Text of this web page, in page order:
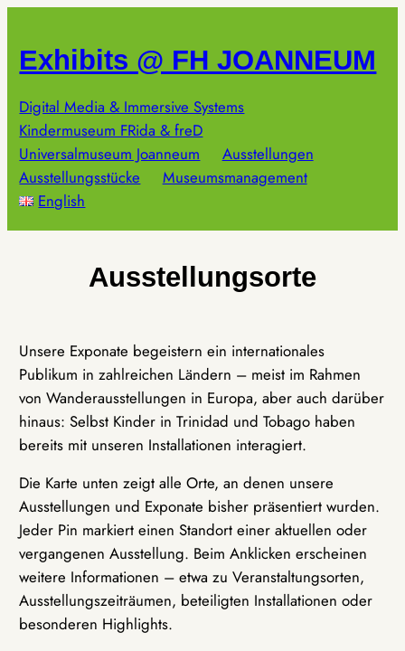
springen
Exhibits @ FH JOANNEUM
Digital Media & Immersive Systems
Kindermuseum FRida & freD
Universalmuseum Joanneum
Ausstellungen
Ausstellungsstücke
Museumsmanagement
English
Ausstellungsorte
Unsere Exponate begeistern ein internationales
Publikum in zahlreichen Ländern – meist im Rahmen
von Wanderausstellungen in Europa, aber auch darüber
hinaus: Selbst Kinder in Trinidad und Tobago haben
bereits mit unseren Installationen interagiert.
Die Karte unten zeigt alle Orte, an denen unsere
Ausstellungen und Exponate bisher präsentiert wurden.
Jeder Pin markiert einen Standort einer aktuellen oder
vergangenen Ausstellung. Beim Anklicken erscheinen
weitere Informationen – etwa zu Veranstaltungsorten,
Ausstellungszeiträumen, beteiligten Installationen oder
besonderen Highlights.